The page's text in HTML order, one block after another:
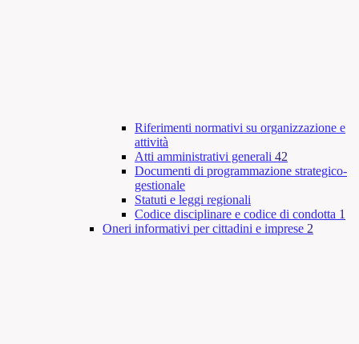
Riferimenti normativi su organizzazione e
attività
Atti amministrativi generali 42
Documenti di programmazione strategico-
gestionale
Statuti e leggi regionali
Codice disciplinare e codice di condotta 1
Oneri informativi per cittadini e imprese 2